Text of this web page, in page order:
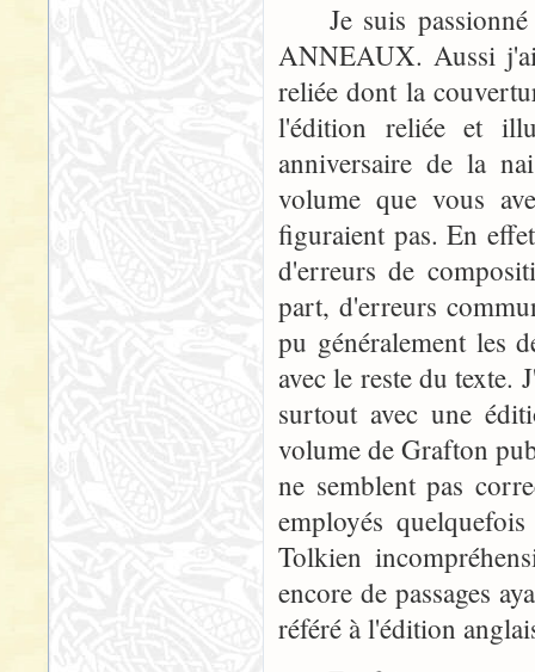
Je suis passionné
ANNEAUX. Aussi
reliée dont la
l'édition reliée et
anniversaire de la
volume que vous
figuraient pas. En
d'erreurs de
part, d'erreurs
pu généralement les
avec le reste du texte.
surtout avec une
volume de Grafton
ne semblent pas
employés
Tolkien
encore de passages
référé à l'édition